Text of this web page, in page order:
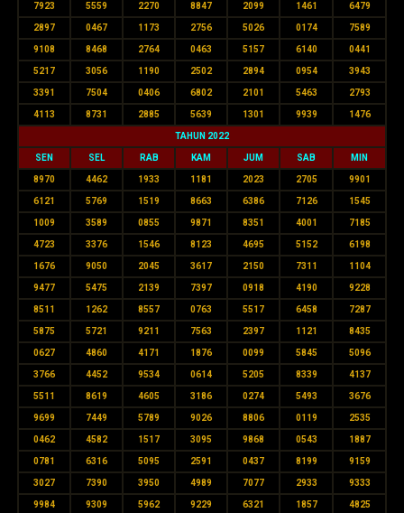
7923 5559 2270 8847 2099 1461 6479
2897 0467 1173 2756 5026 0174 7589
9108 8468 2764 0463 5157 6140 0441
5217 3056 1190 2502 2894 0954 3943
3391 7504 0406 6802 2101 5463 2793
4113 8731 2885 5639 1301 9939 1476
TAHUN 2022
SEN SEL RAB KAM JUM SAB MIN
8970 4462 1933 1181 2023 2705 9901
6121 5769 1519 8663 6386 7126 1545
1009 3589 0855 9871 8351 4001 7185
4723 3376 1546 8123 4695 5152 6198
1676 9050 2045 3617 2150 7311 1104
9477 5475 2139 7397 0918 4190 9228
8511 1262 8557 0763 5517 6458 7287
5875 5721 9211 7563 2397 1121 8435
0627 4860 4171 1876 0099 5845 5096
3766 4452 9534 0614 5205 8339 4137
5511 8619 4605 3186 0274 5493 3676
9699 7449 5789 9026 8806 0119 2535
0462 4582 1517 3095 9868 0543 1887
0781 6316 5095 2591 0437 8199 9159
3027 7390 3950 4989 7077 2933 9333
9984 9309 5962 9229 6321 1857 4825